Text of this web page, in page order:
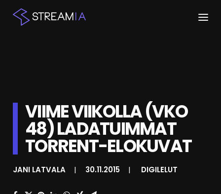
KESKUSTELU
SHOP
VIIME VIIKOLLA (VKO
48) LADATUIMMAT
TORRENT-ELOKUVAT
JANI LATVALA | 30.11.2015 | DIGILELUT